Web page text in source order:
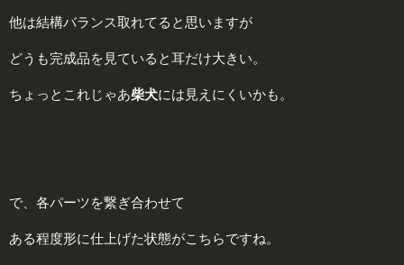
他は結構バランス取れてると思いますが
どうも完成品を見ていると耳だけ大きい。
ちょっとこれじゃあ柴犬には見えにくいかも。
で、各パーツを繋ぎ合わせて
ある程度形に仕上げた状態がこちらですね。